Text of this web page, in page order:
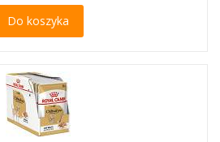
Do koszyka